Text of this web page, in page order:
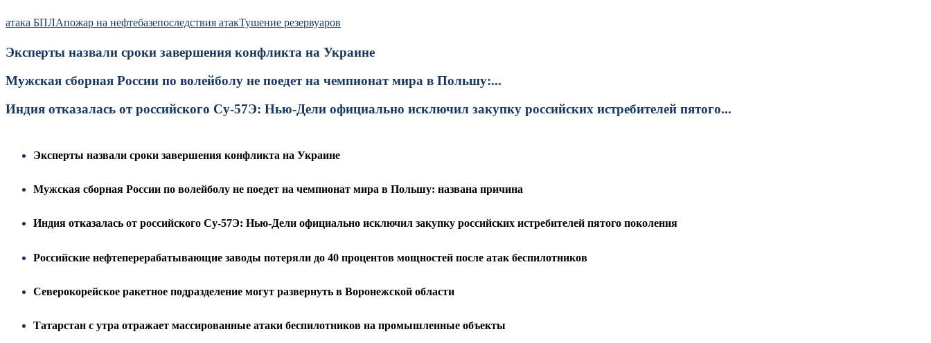
атака БПЛАпожар на нефтебазепоследствия атакТушение резервуаров
Эксперты назвали сроки завершения конфликта на Украине
Мужская сборная России по волейболу не поедет на чемпионат мира в Польшу:...
Индия отказалась от российского Су-57Э: Нью-Дели официально исключил закупку российских истребителей пятого...
Эксперты назвали сроки завершения конфликта на Украине
Мужская сборная России по волейболу не поедет на чемпионат мира в Польшу: названа причина
Индия отказалась от российского Су-57Э: Нью-Дели официально исключил закупку российских истребителей пятого поколения
Российские нефтеперерабатывающие заводы потеряли до 40 процентов мощностей после атак беспилотников
Северокорейское ракетное подразделение могут развернуть в Воронежской области
Татарстан с утра отражает массированные атаки беспилотников на промышленные объекты